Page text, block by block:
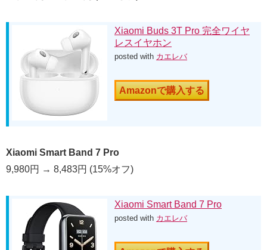
Xiaomi Buds 3T Pro 完全ワイヤ
レスイヤホン
posted with カエレバ
Amazonで購入する
Xiaomi Smart Band 7 Pro
9,980円 → 8,483円 (15%オフ)
Xiaomi Smart Band 7 Pro
posted with カエレバ